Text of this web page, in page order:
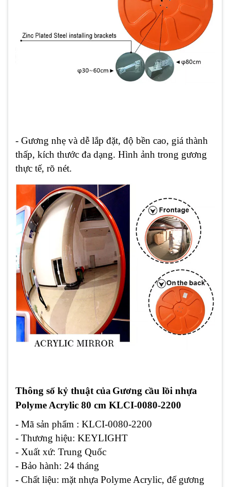
- Gương nhẹ và dễ lắp đặt, độ bền cao, giá thành
thấp, kích thước đa dạng. Hình ảnh trong gương
thực tế, rõ nét.
Thông số kỷ thuật của Gương cầu lồi nhựa
Polyme Acrylic 80 cm KLCI-0080-2200
- Mã sản phẩm : KLCI-0080-2200
- Thương hiệu: KEYLIGHT
- Xuất xứ: Trung Quốc
- Bảo hành: 24 tháng
- Chất liệu: mặt nhựa Polyme Acrylic, đế gương